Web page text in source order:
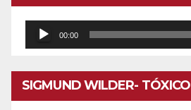
Reproductor
de
audio
00:00
SIGMUND WILDER- TÓXICO